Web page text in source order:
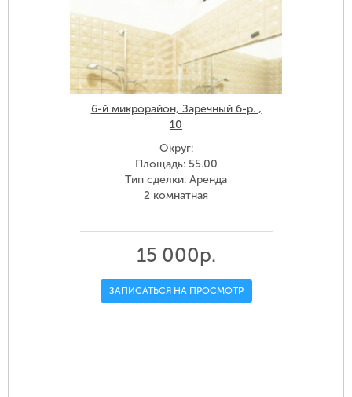
6-й микрорайон, Заречный б-р. ,
10
Округ:
Площадь: 55.00
Тип сделки: Аренда
2 комнатная
15 000р.
ЗАПИСАТЬСЯ НА ПРОСМОТР